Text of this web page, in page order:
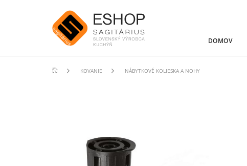
KOVANIE NÁBYTKOVÉ KOLIESKA A NOHY
DOMOV